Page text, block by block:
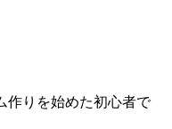
作りを始めた初心者で